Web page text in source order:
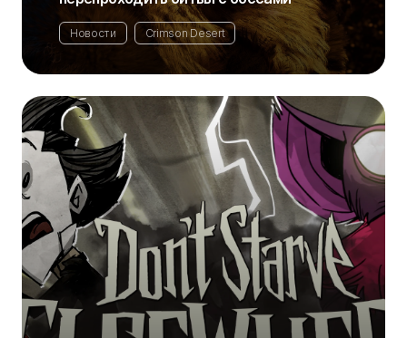
Новости Crimson Desert